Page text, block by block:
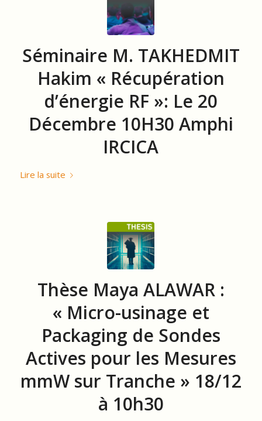
Séminaire M. TAKHEDMIT
Hakim « Récupération
d’énergie RF »: Le 20
Décembre 10H30 Amphi
IRCICA
Lire la suite
Thèse Maya ALAWAR :
« Micro-usinage et
Packaging de Sondes
Actives pour les Mesures
mmW sur Tranche » 18/12
à 10h30